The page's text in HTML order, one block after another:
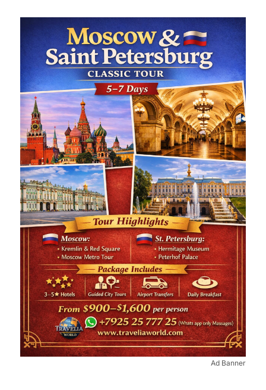
Ad Banner